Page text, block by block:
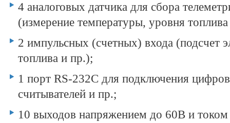
4 аналоговых датчика для сбора
(измерение температуры, уровня
2 импульсных (счетных) входа (подсчет
топлива и пр.);
1 порт RS-232C для подключения
считывателей и пр.;
10 выходов напряжением до 60В и